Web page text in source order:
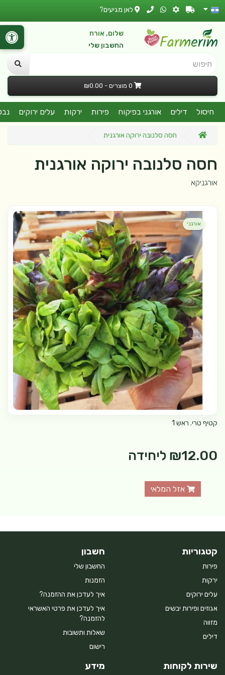
לאן מגיעים?
שלום, אורח
החשבון שלי
חיפוש
0 מוצרים - ₪0.00
חיסול דילים אורגני בפיקוח פירות ירקות עלים ירוקים
חסה סלנובה ירוקה אורגנית
חסה סלנובה ירוקה אורגנית
אורגניקא
אורגני
קטיף טרי. ראש 1
₪12.00 ליחידה
אזל המלאי
קטגוריות
פירות
ירקות
עלים ירוקים
אגוזים ופירות יבשים
מזווה
דילים
חשבון
החשבון שלי
הזמנות
איך לעדכן את ההזמנה?
איך לעדכן את פרטי האשראי
להזמנה?
שאלות ותשובות
רישום
שירות לקוחות מידע